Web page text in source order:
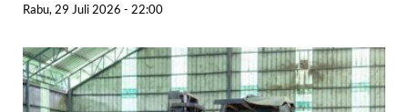
Rabu, 29 Juli 2026 - 22:00